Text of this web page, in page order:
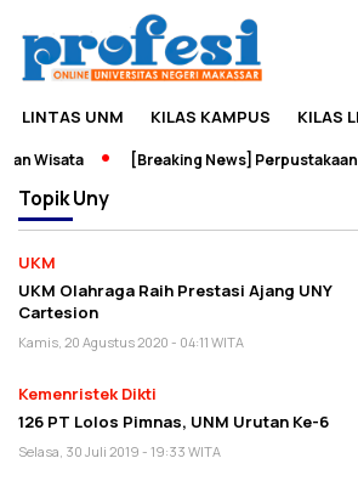
LINTAS UNM KILAS KAMPUS KILAS
Wisata [Breaking News] Perpustakaan
TopikUny
UKM
UKM Olahraga Raih Prestasi Ajang UNY
Cartesion
Kamis, 20 Agustus 2020 - 04:11 WITA
Kemenristek Dikti
126 PT Lolos Pimnas, UNM Urutan Ke-6
Selasa, 30 Juli 2019 - 19:33 WITA